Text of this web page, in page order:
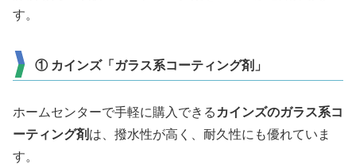
す。
① カインズ「ガラス系コーティング剤」
ホームセンターで手軽に購入できる カインズのガラス系コ
ーティング剤 は、撥水性が高く、耐久性にも優れていま
す。